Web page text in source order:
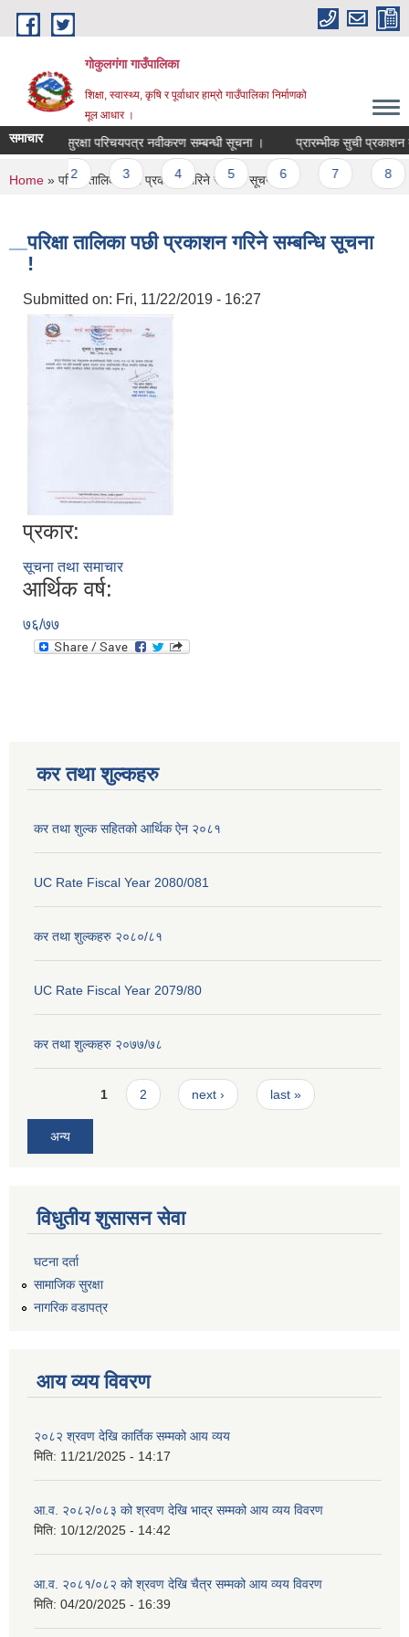
Skip to main content
गोकुलगंगा गाउँपालिका
शिक्षा, स्वास्थ्य, कृषि र पूर्वाधार हाम्रो गाउँपालिका निर्माणको
मूल आधार ।
समाचार
सामाजिक सुरक्षा परिचयपत्र नवीकरण सम्बन्धी सूचना । प्रारम्भीक सुची प्रकाशन
Pages
2
You are here
Home » परिक्षा तालिका पछी प्रकाशन गरिने सम्बन्धि सूचना !
परिक्षा तालिका पछी प्रकाशन गरिने सम्बन्धि सूचना
!
Submitted on: Fri, 11/22/2019 - 16:27
प्रकार:
सूचना तथा समाचार
आर्थिक वर्ष:
७६/७७
कर तथा शुल्कहरु
कर तथा शुल्क सहितको आर्थिक ऐन २०८१
UC Rate Fiscal Year 2080/081
कर तथा शुल्कहरु २०८०/८१
UC Rate Fiscal Year 2079/80
कर तथा शुल्कहरु २०७७/७८
Pages1 2 next › last »
अन्य
विधुतीय शुसासन सेवा
घटना दर्ता
सामाजिक सुरक्षा
नागरिक वडापत्र
आय व्यय विवरण
२०८२ श्रवण देखि कार्तिक सम्मको आय व्यय
मिति: 11/21/2025 - 14:17
आ.व. २०८२/०८३ को श्रवण देखि भाद्र सम्मको आय व्यय विवरण
मिति: 10/12/2025 - 14:42
आ.व. २०८१/०८२ को श्रवण देखि चैत्र सम्मको आय व्यय विवरण
मिति: 04/20/2025 - 16:39